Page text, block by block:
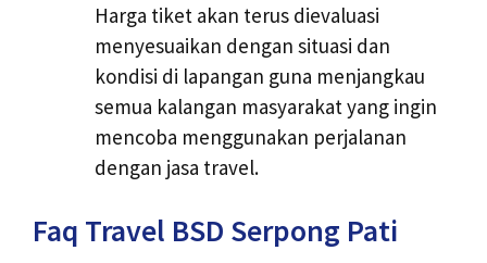
Harga tiket akan terus dievaluasi
menyesuaikan dengan situasi dan
kondisi di lapangan guna menjangkau
semua kalangan masyarakat yang ingin
mencoba menggunakan perjalanan
dengan jasa travel.
Faq Travel BSD Serpong Pati